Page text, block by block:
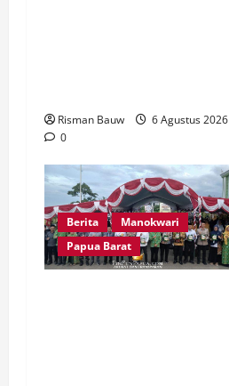
Risman Bauw
6 Agustus 2026
0
Berita
Manokwari
Papua Barat